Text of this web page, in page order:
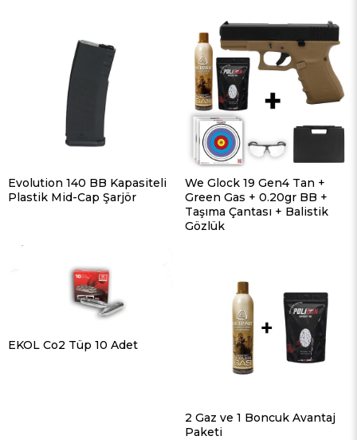
Evolution 140 BB Kapasiteli
Plastik Mid-Cap Şarjör
We Glock 19 Gen4 Tan +
Green Gas + 0.20gr BB +
Taşıma Çantası + Balistik
Gözlük
EKOL Co2 Tüp 10 Adet
2 Gaz ve 1 Boncuk Avantaj
Paketi